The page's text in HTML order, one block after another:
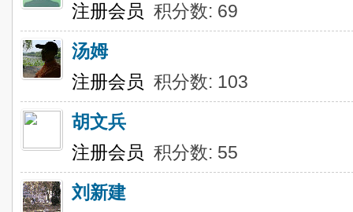
注册会员 积分数: 69
汤姆
注册会员 积分数: 103
胡文兵
注册会员 积分数: 55
刘新建